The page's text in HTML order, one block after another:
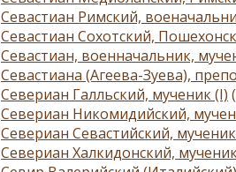
Севастиан Римский,
Севастиан Сохотский,
Севастиан, военначальник,
Севастиана (Агеева-Зуева),
Севериан Галльский, мученик (I) (
Севериан Никомидийский,
Севериан Севастийский,
Севериан Халкидонский,